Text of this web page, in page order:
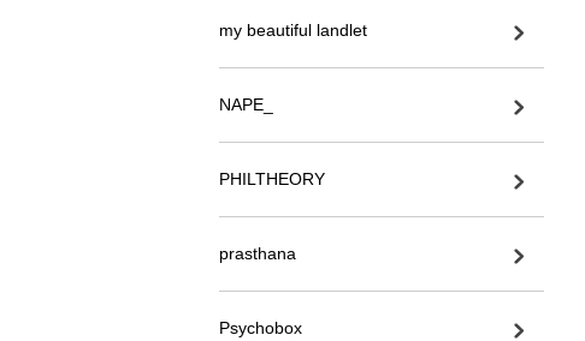
my beautiful landlet
NAPE_
PHILTHEORY
prasthana
Psychobox